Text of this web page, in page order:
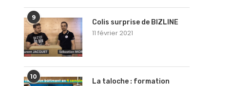
9
Colis surprise de BIZLINE
11 février 2021
10
La taloche : formation